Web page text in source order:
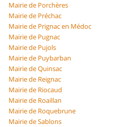
Mairie de Porchères
Mairie de Préchac
Mairie de Prignac en Médoc
Mairie de Pugnac
Mairie de Pujols
Mairie de Puybarban
Mairie de Quinsac
Mairie de Reignac
Mairie de Riocaud
Mairie de Roaillan
Mairie de Roquebrune
Mairie de Sablons